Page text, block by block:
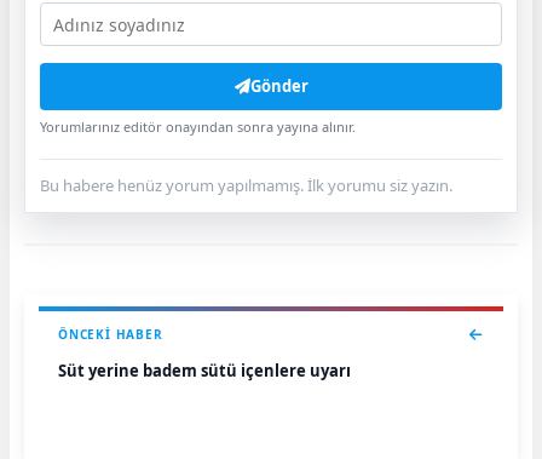
Gönder
Yorumlarınız editör onayından sonra yayına alınır.
Bu habere henüz yorum yapılmamış. İlk yorumu siz yazın.
ÖNCEKI HABER
Süt yerine badem sütü içenlere uyarı